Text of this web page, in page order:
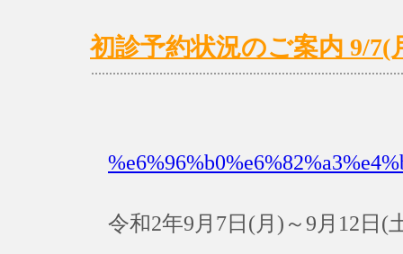
初診予約状況のご案内 9/7(
令和2年9月7日(月)～9月12日